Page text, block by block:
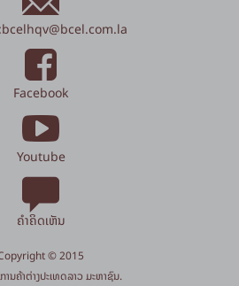
bcelhqv@bcel.com.la
Facebook
Youtube
ຄຳຄິດເຫັນ
© 2015
ານຄ້າຕ່າງປະເທດລາວ ມະຫາຊົນ.